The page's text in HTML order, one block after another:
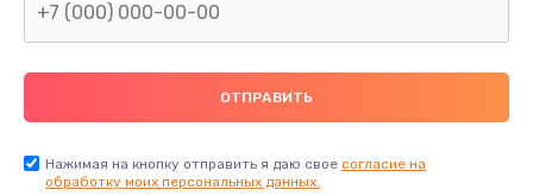
Заказать
Нажимая на кнопку отправить я даю свое согласие на
обработку моих персональных данных.